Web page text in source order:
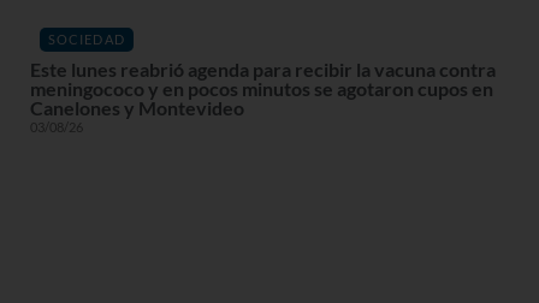
SOCIEDAD
Este lunes reabrió agenda para recibir la vacuna contra
meningococo y en pocos minutos se agotaron cupos en
Canelones y Montevideo
03/08/26